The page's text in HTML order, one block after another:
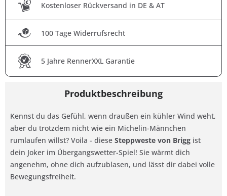
Kostenloser Rückversand in DE & AT
100 Tage Widerrufsrecht
5 Jahre RennerXXL Garantie
Produktbeschreibung
Kennst du das Gefühl, wenn draußen ein kühler Wind weht,
aber du trotzdem nicht wie ein Michelin-Männchen
rumlaufen willst? Voila - diese Steppweste von Brigg ist
dein Joker im Übergangswetter-Spiel! Sie wärmt dich
angenehm, ohne dich aufzublasen, und lässt dir dabei volle
Bewegungsfreiheit.